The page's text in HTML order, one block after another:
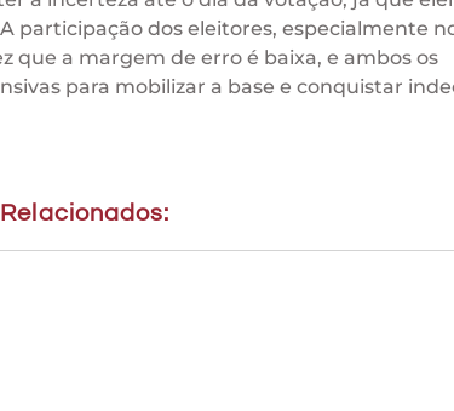
dos eleitores, especialmente
que a margem de erro é baixa, e ambos os
para mobilizar a base e conquistar